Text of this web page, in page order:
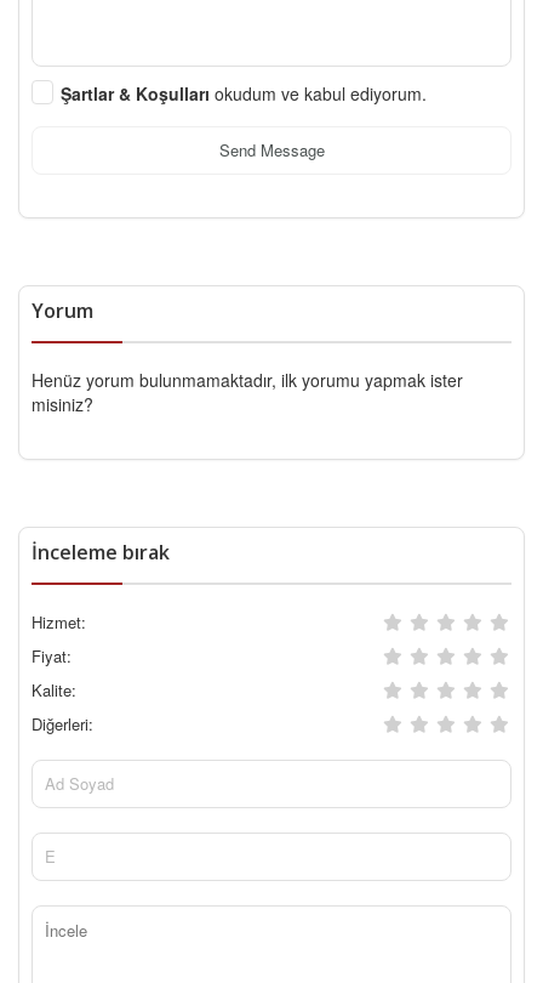
Şartlar & Koşulları okudum ve kabul ediyorum.
Send Message
Yorum
Henüz yorum bulunmamaktadır, ilk yorumu yapmak ister
misiniz?
İnceleme bırak
Hizmet:
Fiyat:
Kalite:
Diğerleri: